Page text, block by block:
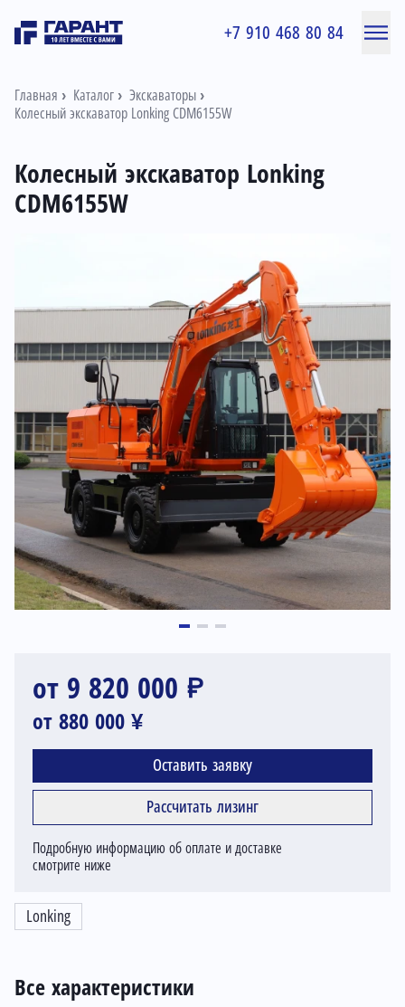
+7 910 468 80 84
Главная Каталог
Экскаваторы
Колесный экскаватор Lonking CDM6155W
Колесный экскаватор Lonking
CDM6155W
Lonking
от 9 820 000 ₽
от 880 000 ¥
Оставить заявку
Рассчитать лизинг
Подробную информацию об оплате и доставке
смотрите ниже
Все характеристики